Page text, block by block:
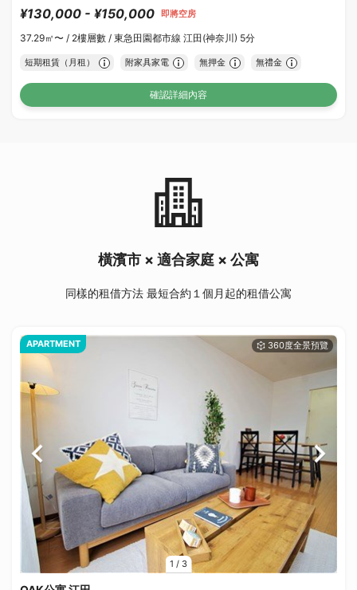
¥130,000 - ¥150,000 即將空房
37.29㎡〜 / 2樓層數 / 東急田園都市線 江田(神奈川) 5分
短期租賃（月租） 附家具家電 無押金 無禮金
確認詳細內容
橫濱市 × 適合家庭 × 公寓
同樣的租借方法 最短合約１個月起的租借公寓
1 / 3
APARTMENT